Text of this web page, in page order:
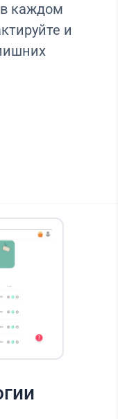
каждом
и